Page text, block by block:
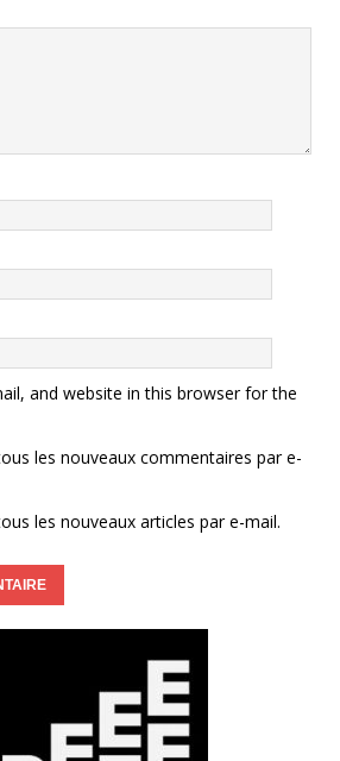
and website in this browser for the
les nouveaux commentaires par e-
les nouveaux articles par e-mail.